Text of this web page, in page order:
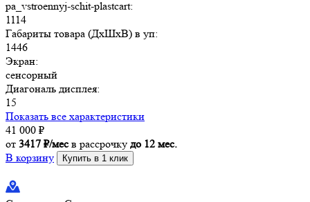
pa_vstroennyj-schit-plastcart:
1114
Габариты товара (ДxШxВ) в уп:
1446
Экран:
сенсорный
Диагональ дисплея:
15
Показать все характеристики
41 000 ₽
от 3417 ₽/месв рассрочку до 12 мес.
В корзину
Купить в 1 клик